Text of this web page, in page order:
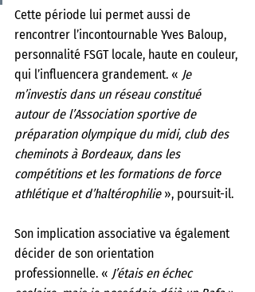
Cette période lui permet aussi de
rencontrer l’incontournable Yves Baloup,
personnalité FSGT locale, haute en couleur,
qui l’influencera grandement. « Je
m’investis dans un réseau constitué
autour de l’Association sportive de
préparation olympique du midi, club des
cheminots à Bordeaux, dans les
compétitions et les formations de force
athlétique et d’haltérophilie », poursuit-il.
Son implication associative va également
décider de son orientation
professionnelle. « J’étais en échec